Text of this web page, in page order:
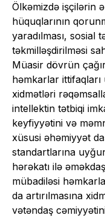
Ölkəmizdə işçilərin
hüquqlarının
yaradılması, sosial
təkmilləşdirilməsi
Müasir dövrün
həmkarlar
xidmətləri
intellektin tətbiqi
keyfiyyətini və
xüsusi əhəmiyyət
standartlarına
hərəkatı ilə
mübadiləsi
da artırılmasına
vətəndaş